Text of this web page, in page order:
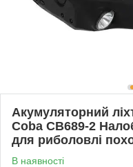
Акумуляторний
Coba CB689-2
для риболовлі
В наявності